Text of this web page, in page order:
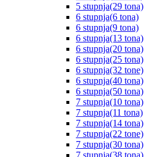
5 stupnja(29 tona)
6 stupnja(6 tona)
6 stupnja(9 tona)
6 stupnja(13 tona)
6 stupnja(20 tona)
6 stupnja(25 tona)
6 stupnja(32 tone)
6 stupnja(40 tona)
6 stupnja(50 tona)
7 stupnja(10 tona)
7 stupnja(11 tona)
7 stupnja(14 tona)
7 stupnja(22 tone)
7 stupnja(30 tona)
7 stupnja(38 tona)